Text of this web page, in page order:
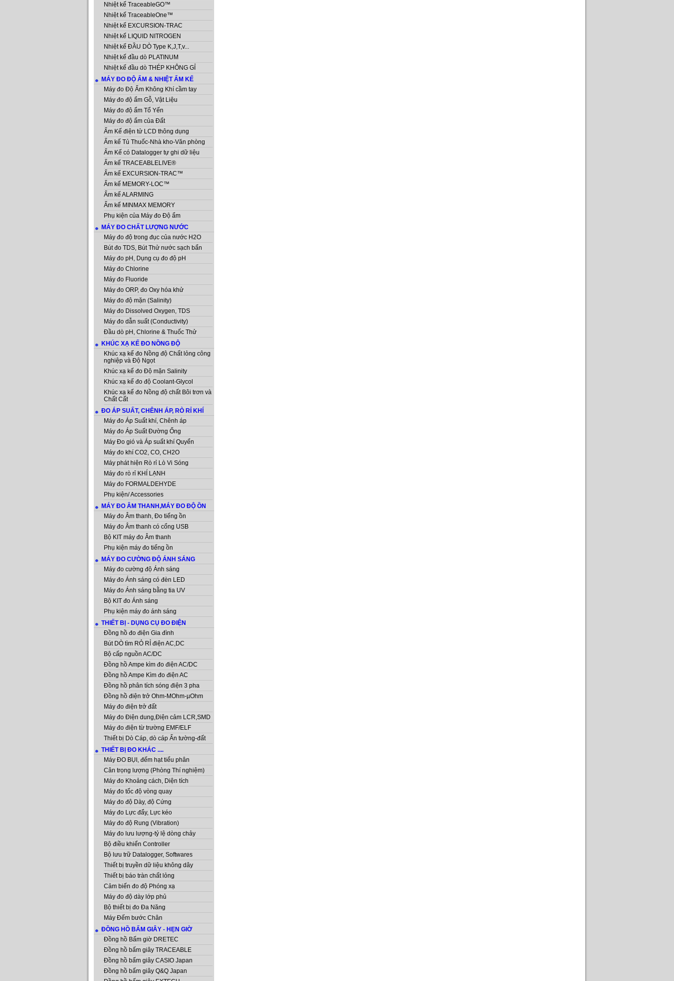
Nhiệt kế TraceableGO™
Nhiệt kế TraceableOne™
Nhiệt kế EXCURSION-TRAC
Nhiệt kế LIQUID NITROGEN
Nhiệt kế ĐẦU DÒ Type K,J,T,v...
Nhiệt kế đầu dò PLATINUM
Nhiệt kế đầu dò THÉP KHÔNG GỈ
MÁY ĐO ĐỘ ẨM & NHIỆT ẨM KẾ
Máy đo Độ Ẩm Không Khí cầm tay
Máy đo độ ẩm Gỗ, Vật Liệu
Máy đo độ ẩm Tổ Yến
Máy đo độ ẩm của Đất
Ẩm Kế điện tử LCD thông dụng
Ẩm kế Tủ Thuốc-Nhà kho-Văn phòng
Ẩm Kế có Datalogger tự ghi dữ liệu
Ẩm kế TRACEABLELIVE®
Ẩm kế EXCURSION-TRAC™
Ẩm kế MEMORY-LOC™
Ẩm kế ALARMING
Ẩm kế MINMAX MEMORY
Phụ kiện của Máy đo Độ ẩm
MÁY ĐO CHẤT LƯỢNG NƯỚC
Máy đo độ trong đục của nước H2O
Bút đo TDS, Bút Thử nước sạch bẩn
Máy đo pH, Dụng cụ đo độ pH
Máy đo Chlorine
Máy đo Fluoride
Máy đo ORP, đo Oxy hóa khử
Máy đo độ mặn (Salinity)
Máy đo Dissolved Oxygen, TDS
Máy đo dẫn suất (Conductivity)
Đầu dò pH, Chlorine & Thuốc Thử
KHÚC XẠ KẾ ĐO NỒNG ĐỘ
Khúc xạ kế đo Nồng độ Chất lỏng công
nghiệp và Độ Ngọt
Khúc xạ kế đo Độ mặn Salinity
Khúc xạ kế đo độ Coolant-Glycol
Khúc xạ kế đo Nồng độ chất Bôi trơn và
Chất Cất
ĐO ÁP SUẤT, CHÊNH ÁP, RÒ RỈ KHÍ
Máy đo Áp Suất khí, Chênh áp
Máy đo Áp Suất Đường Ống
Máy Đo gió và Áp suất khí Quyển
Máy đo khí CO2, CO, CH2O
Máy phát hiện Rò rỉ Lò Vi Sóng
Máy đo rò rỉ KHÍ LẠNH
Máy đo FORMALDEHYDE
Phụ kiện/ Accessories
MÁY ĐO ÂM THANH,MÁY ĐO ĐỘ ỒN
Máy đo Âm thanh, Đo tiếng ồn
Máy đo Âm thanh có cổng USB
Bộ KIT máy đo Âm thanh
Phụ kiện máy đo tiếng ồn
MÁY ĐO CƯỜNG ĐỘ ÁNH SÁNG
Máy đo cường độ Ánh sáng
Máy đo Ánh sáng có đèn LED
Máy đo Ánh sáng bằng tia UV
Bộ KIT đo Ánh sáng
Phụ kiện máy đo ánh sáng
THIẾT BỊ - DỤNG CỤ ĐO ĐIỆN
Đồng hồ đo điện Gia đình
Bút DÒ tìm RỎ RỈ điện AC,DC
Bộ cấp nguồn AC/DC
Đồng hồ Ampe kìm đo điện AC/DC
Đồng hồ Ampe Kìm đo điện AC
Đồng hồ phân tích sóng điện 3 pha
Đồng hồ điện trở Ohm-MOhm-µOhm
Máy đo điện trở đất
Máy đo Điện dung,Điện cảm LCR,SMD
Máy đo điện từ trường EMF/ELF
Thiết bị Dò Cáp, dò cáp Ẩn tường-đất
THIẾT BỊ ĐO KHÁC ....
Máy ĐO BỤI, đếm hạt tiểu phân
Cân trọng lượng (Phòng Thí nghiệm)
Máy đo Khoảng cách, Diện tích
Máy đo tốc độ vòng quay
Máy đo độ Dày, độ Cứng
Máy đo Lực đẩy, Lực kéo
Máy đo độ Rung (Vibration)
Máy đo lưu lượng-tỷ lệ dòng chảy
Bộ điều khiển Controller
Bộ lưu trữ Datalogger, Softwares
Thiết bị truyền dữ liệu không dây
Thiết bị báo tràn chất lỏng
Cảm biến đo độ Phóng xạ
Máy đo độ dày lớp phủ
Bộ thiết bị đo Đa Năng
Máy Đếm bước Chân
ĐỒNG HỒ BẤM GIÂY - HẸN GIỜ
Đồng hồ Bấm giờ DRETEC
Đồng hồ bấm giây TRACEABLE
Đồng hồ bấm giây CASIO Japan
Đồng hồ bấm giây Q&Q Japan